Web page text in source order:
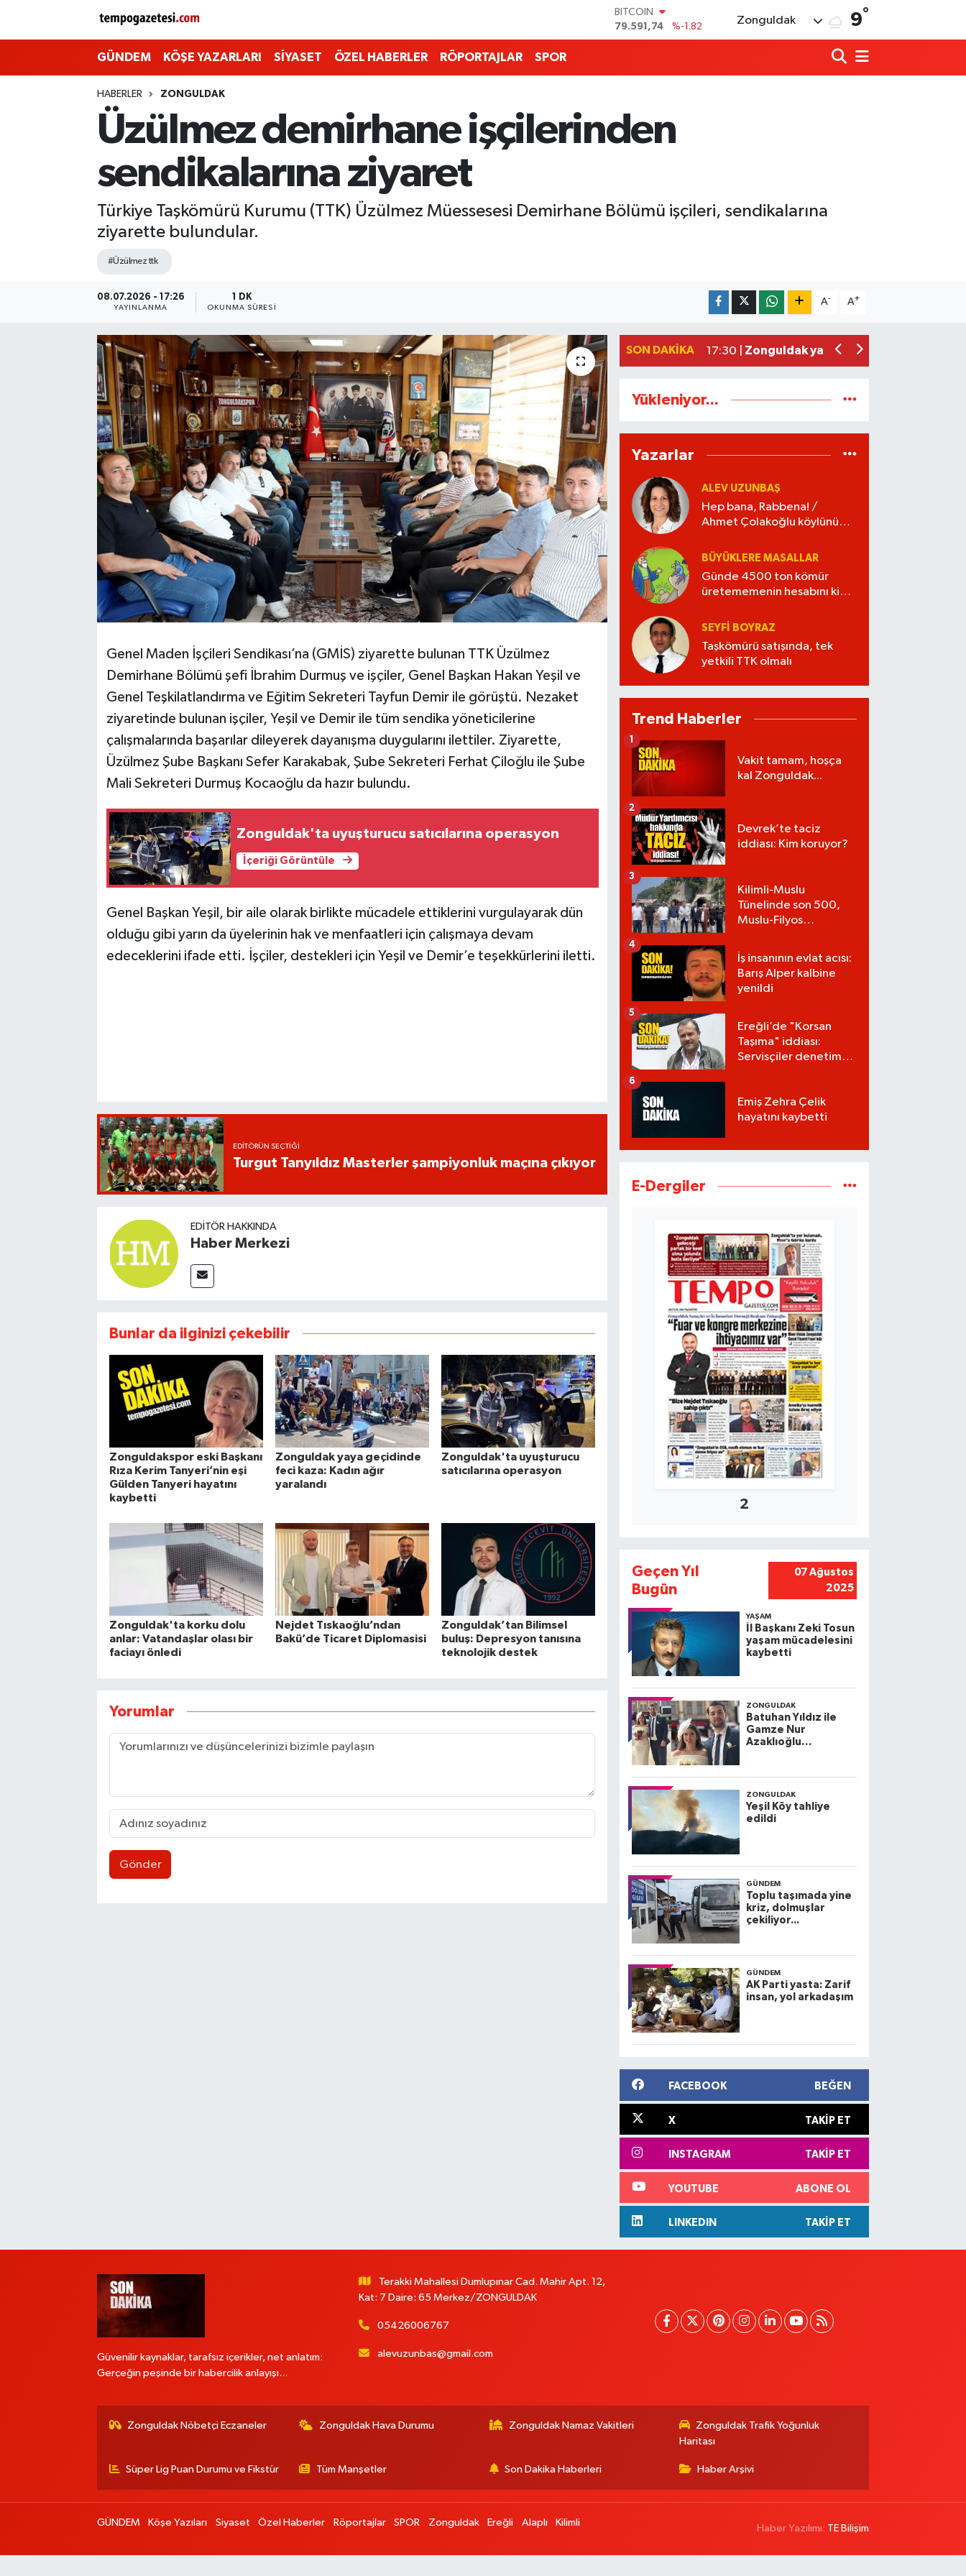
DOLAR
45,43620
%0.02
EURO
6862,09000
BİST100
14.598,00
%0
Zonguldak 9°
GÜNDEM KÖŞE YAZARLARI SİYASET ÖZEL HABERLER RÖPORTAJLAR SPOR
HABERLER ZONGULDAK
Üzülmez demirhane işçilerinden
sendikalarına ziyaret
Türkiye Taşkömürü Kurumu (TTK) Üzülmez Müessesesi Demirhane Bölümü işçileri, sendikalarına
ziyarette bulundular.
#Üzülmez ttk
08.07.2026 - 17:26
YAYINLANMA
1 DK
OKUNMA SÜRESI
A- A+
Genel Maden İşçileri Sendikası’na (GMİS) ziyarette bulunan TTK Üzülmez
Demirhane Bölümü şefi İbrahim Durmuş ve işçiler, Genel Başkan Hakan Yeşil ve
Genel Teşkilatlandırma ve Eğitim Sekreteri Tayfun Demir ile görüştü. Nezaket
ziyaretinde bulunan işçiler, Yeşil ve Demir ile tüm sendika yöneticilerine
çalışmalarında başarılar dileyerek dayanışma duygularını ilettiler. Ziyarette,
Üzülmez Şube Başkanı Sefer Karakabak, Şube Sekreteri Ferhat Çiloğlu ile Şube
Mali Sekreteri Durmuş Kocaoğlu da hazır bulundu.
Zonguldak'ta uyuşturucu satıcılarına operasyon
İçeriği Görüntüle
Genel Başkan Yeşil, bir aile olarak birlikte mücadele ettiklerini vurgulayarak dün
olduğu gibi yarın da üyelerinin hak ve menfaatleri için çalışmaya devam
edeceklerini ifade etti. İşçiler, destekleri için Yeşil ve Demir’e teşekkürlerini iletti.
EDITÖRÜN SEÇTIĞI
Turgut Tanyıldız Masterler şampiyonluk maçına çıkıyor
EDITÖR HAKKINDA
Haber Merkezi
Bunlar da ilginizi çekebilir
Zonguldakspor eski Başkanı
Rıza Kerim Tanyeri’nin eşi
Gülden Tanyeri hayatını
kaybetti
Zonguldak yaya geçidinde
feci kaza: Kadın ağır
yaralandı
Zonguldak'ta uyuşturucu
satıcılarına operasyon
Zonguldak'ta korku dolu
anlar: Vatandaşlar olası bir
faciayı önledi
Nejdet Tıskaoğlu’ndan
Bakü’de Ticaret Diplomasisi
Zonguldak’tan Bilimsel
buluş: Depresyon tanısına
teknolojik destek
Yorumlar
Gönder
SON DAKIKA
21:43 |Hep bana, Rabbena! / Ahmet
17:59 |Ülkü Ocakları’ndan BEUN Rektörü
17:30 | Zonguldak yaya geçidinde feci kaza:
Yükleniyor...
Yazarlar
ALEV UZUNBAŞ
Hep bana, Rabbena! /
Ahmet Çolakoğlu köylünün
BÜYÜKLERE MASALLAR
Günde 4500 ton kömür
üretememenin hesabını kim
SEYFI BOYRAZ
Taşkömürü satışında, tek
yetkili TTK olmalı
Trend Haberler
Vakit tamam, hoşça
kal Zonguldak...
1
Devrek’te taciz
iddiası: Kim koruyor?
2
Kilimli-Muslu
Tünelinde son 500,
Muslu-Filyos
1.750 metre
3
İş insanının evlat acısı:
Barış Alper kalbine
yenildi
4
Ereğli’de "Korsan
Taşıma" iddiası:
Servisçiler denetim
5
Emiş Zehra Çelik
hayatını kaybetti
6
E-Dergiler
2
Geçen Yıl
Bugün
07 Ağustos
2025
YAŞAM
İl Başkanı Zeki Tosun
yaşam mücadelesini
kaybetti
ZONGULDAK
Batuhan Yıldız ile
Gamze Nur
Azaklıoğlu
ZONGULDAK
Yeşil Köy tahliye
edildi
GÜNDEM
Toplu taşımada yine
kriz, dolmuşlar
çekiliyor...
GÜNDEM
AK Parti yasta: Zarif
insan, yol arkadaşım
FACEBOOK BEĞEN
X TAKIP ET
INSTAGRAM TAKIP ET
YOUTUBE ABONE OL
LINKEDIN TAKIP ET
Güvenilir kaynaklar, tarafsız içerikler, net anlatım:
Gerçeğin peşinde bir habercilik anlayışı...
Terakki Mahallesi Dumlupınar Cad. Mahir Apt. 12,
Kat: 7 Daire: 65 Merkez/ZONGULDAK
05426006767
alevuzunbas@gmail.com
Zonguldak Nöbetçi Eczaneler Zonguldak Hava Durumu Zonguldak Namaz Vakitleri
Zonguldak Trafik Yoğunluk
Haritası
Süper Lig Puan Durumu ve Fikstür Tüm Manşetler Son Dakika Haberleri Haber Arşivi
GÜNDEM Köşe Yazıları Siyaset Özel Haberler Röportajlar SPOR Zonguldak Ereğli Alaplı Kilimli
Haber Yazılımı: TE Bilişim
Zonguldak
Zonguldak Nöbetçi Eczaneler
Zonguldak Hava Durumu
Zonguldak Namaz Vakitleri
Zonguldak Trafik Yoğunluk Haritası
Tüm Manşetler